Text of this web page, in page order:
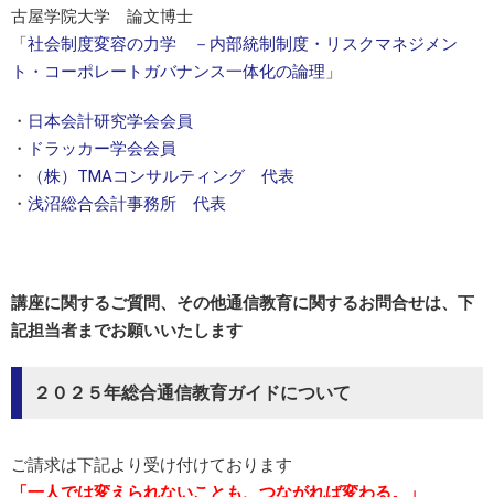
古屋学院大学 論文博士
「社会制度変容の力学 －内部統制制度・リスクマネジメン
ト・コーポレートガバナンス一体化の論理 」
・ 日本会計研究学会会員
・
ドラッカー学会会員
・
（株）TMAコンサルティング 代表
・ 浅沼総合会計事務所 代表
講座に関するご質問、その他通信教育に関するお問合せは、下
記担当者までお願いいたします
２０２５年総合通信教育ガイドについて
ご請求は下記より受け付けております
「一人では変えられないことも、つながれば変わる。」